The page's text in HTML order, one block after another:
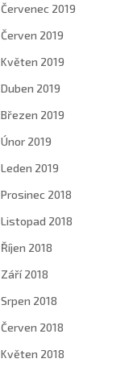
Červenec 2019
Červen 2019
Květen 2019
Duben 2019
Březen 2019
Únor 2019
Leden 2019
Prosinec 2018
Listopad 2018
Říjen 2018
Září 2018
Srpen 2018
Červen 2018
Květen 2018